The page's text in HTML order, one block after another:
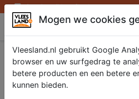
Openingstijden afhaalpunten
Vleesland
Rollade Rund
1000 g
Mogen we cookies
Vleesland.nl gebruikt Google
browser en uw surfgedrag te
betere producten en een betere
kunnen bieden.